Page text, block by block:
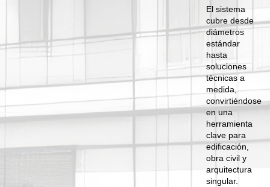
El sistema
cubre desde
diámetros
estándar
hasta
soluciones
técnicas a
medida,
convirtiéndose
en una
herramienta
clave para
edificación,
obra civil y
arquitectura
singular.